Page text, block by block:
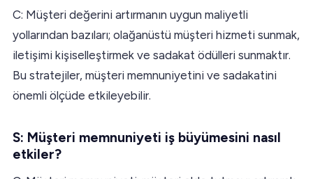
C: Müşteri değerini artırmanın uygun maliyetli
yollarından bazıları; olağanüstü müşteri hizmeti sunmak,
iletişimi kişiselleştirmek ve sadakat ödülleri sunmaktır.
Bu stratejiler, müşteri memnuniyetini ve sadakatini
önemli ölçüde etkileyebilir.
S: Müşteri memnuniyeti iş büyümesini nasıl
etkiler?